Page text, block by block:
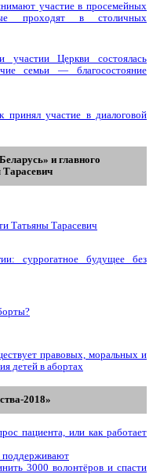
участие в просемейных
проходят в столичных
Церкви состоялась
семьи — благосостояние
участие в диалоговой
и главного
Татьяны Тарасевич
суррогатное будущее без
правовых, моральных и
детей в абортах
2018»
пациента, или как работает
поддерживают
3000 волонтёров и спасти